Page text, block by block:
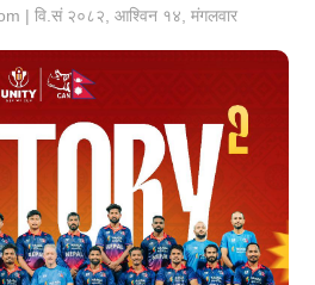
| वि.सं २०८२, आश्विन १४, मंगलवार